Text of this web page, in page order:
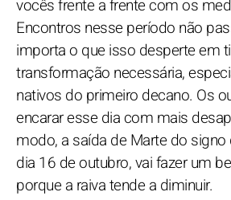
vocês frente a frente com os
Encontros nesse período não
importa o que isso desperte em
transformação necessária,
nativos do primeiro decano. Os
encarar esse dia com mais
modo, a saída de Marte do
dia 16 de outubro, vai fazer um
porque a raiva tende a diminuir.